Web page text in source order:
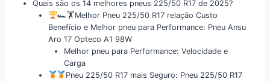
Quais são os 14 melhores pneus 225/50 R17 de 2025?
🏎🏋Melhor Pneu 225/50 R17 relação Custo
Benefício e Melhor pneu para Performance: Pneu Ansu
Aro 17 Opteco A1 98W
Melhor pneu para Performance: Velocidade e
Carga
Pneu 225/50 R17 mais Seguro: Pneu 225/50 R17